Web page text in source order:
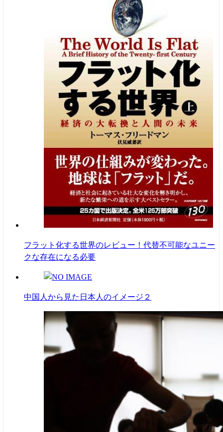
フラット化する世界のレビュー！代替不可能なユニー
クな存在になる必要
中国人から見た日本人のイメージ２